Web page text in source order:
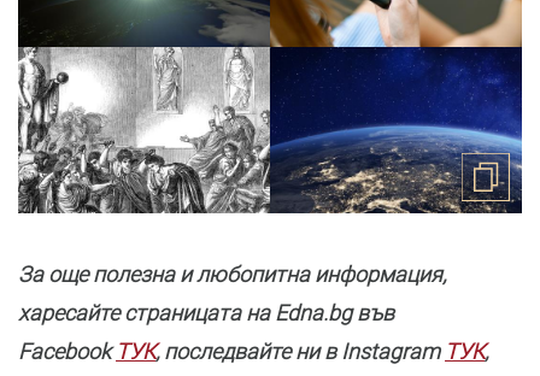
За още полезнa и любопитна информация,
харесайте страницата нa Edna.bg във
FacebookТУК, последвайте ни в Instagram ТУК,